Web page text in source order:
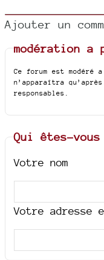
Ajouter un
modération
Ce forum est
n’apparaîtra
responsables.
Qui êtes-
Votre nom
Votre adresse